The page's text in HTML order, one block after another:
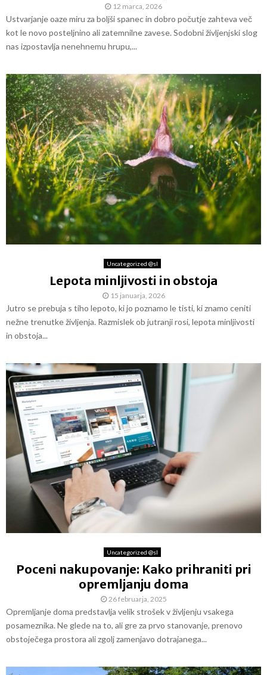
12 marca, 2026
Ustvarjanje oaze miru za boljši spanec in dobro počutje zahteva več
kot le novo posteljnino ali zatemnilne zavese. Sodobni življenjski slog
nas izpostavlja nenehnemu hrupu,...
Uncategorized @sl
Lepota minljivosti in obstoja
15 januarja, 2026
Jutro se prebuja s tiho lepoto, ki jo poznamo le tisti, ki znamo ceniti
nežne trenutke življenja. Razmislek ob jutranji rosi, lepota minljivosti
in obstoja...
Uncategorized @sl
Poceni nakupovanje: Kako prihraniti pri
opremljanju doma
26 februarja, 2025
Opremljanje doma predstavlja velik strošek v življenju vsakega
posameznika. Ne glede na to, ali gre za prvo stanovanje, prenovo
obstoječega prostora ali zgolj zamenjavo dotrajanega...